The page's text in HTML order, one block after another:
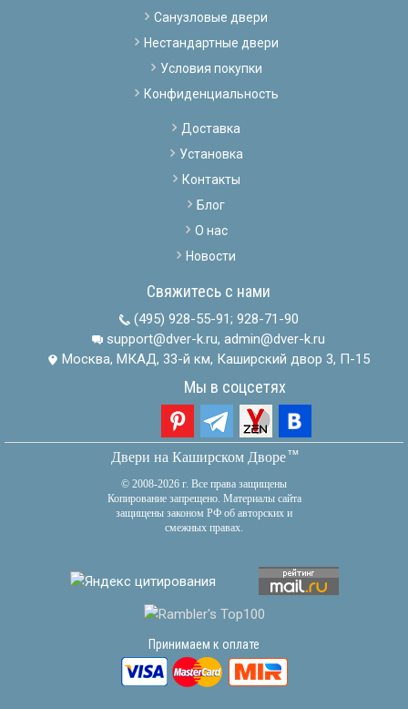
Санузловые двери
Нестандартные двери
Условия покупки
Конфиденциальность
Доставка
Установка
Контакты
Блог
О нас
Новости
Свяжитесь с нами
(495) 928-55-91; 928-71-90
support@dver-k.ru, admin@dver-k.ru
Москва, МКАД, 33-й км, Каширский двор 3, П-15
Мы в соцсетях
Двери на Каширском Дворетм
© 2008-2026 г. Все права защищены
Копирование запрещено. Материалы сайта
защищены законом РФ об авторских и
смежных правах.
Принимаем к оплате